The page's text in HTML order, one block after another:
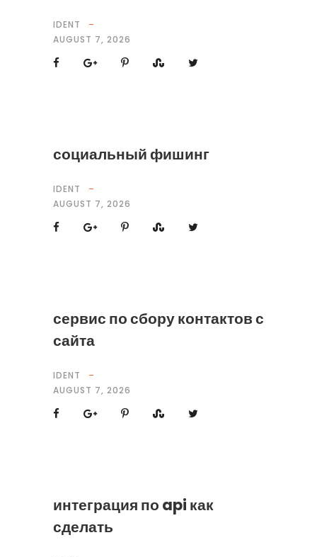
IDENT
AUGUST 7, 2026
социальный фишинг
IDENT
AUGUST 7, 2026
сервис по сбору контактов с
сайта
IDENT
AUGUST 7, 2026
интеграция по api как
сделать